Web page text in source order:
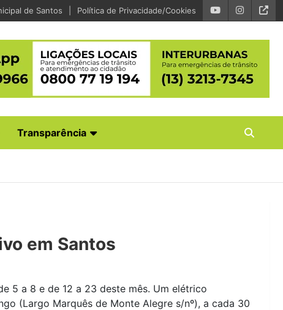
de Santos Política de Privacidade/Cookies
Transparência
em Santos
5 a 8 e de 12 a 23 deste mês. Um elétrico
(Largo Marquês de Monte Alegre s/nº), a cada 30